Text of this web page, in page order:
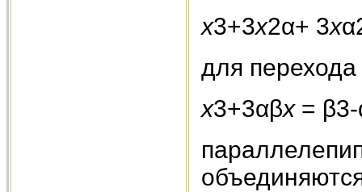
х3+3х2α+ 3х
для перехода
х3+3αβх= β3-